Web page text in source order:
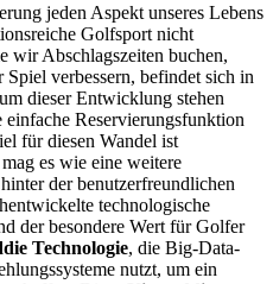
jeden Aspekt unseres Lebens
Golfsport nicht
wir Abschlagszeiten buchen,
verbessern, befindet sich in
dieser Entwicklung stehen
Reservierungsfunktion
für diesen Wandel ist
es wie eine weitere
der benutzerfreundlichen
technologische
der besondere Wert für Golfer
Technologie, die Big-Data-
nutzt, um ein